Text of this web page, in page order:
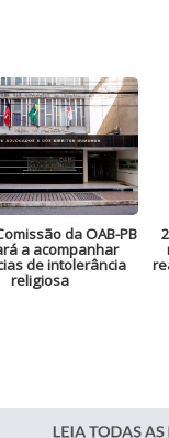
da OAB-PB
a acompanhar
de intolerância
religiosa